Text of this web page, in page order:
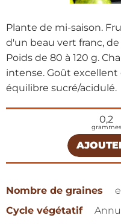
Plante de mi-saison.
d'un beau vert franc,
Poids de 80 à 120 g.
intense. Goût excellent
équilibre sucré/acidulé.
0,2
grammes
Nombre de graines
Cycle végétatif